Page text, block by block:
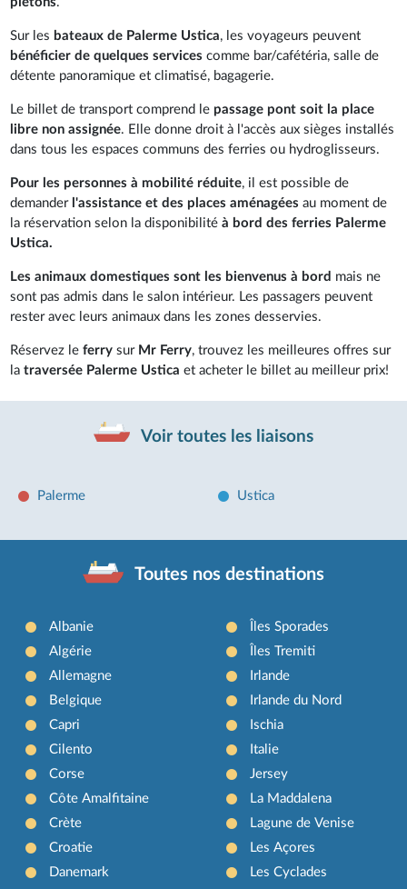
Sur les bateaux de Palerme Ustica, les voyageurs peuvent
bénéficier de quelques services comme bar/cafétéria, salle de
détente panoramique et climatisé, bagagerie.
Le billet de transport comprend le passage pont soit la place
libre non assignée. Elle donne droit à l'accès aux sièges installés
dans tous les espaces communs des ferries ou hydroglisseurs.
Pour les personnes à mobilité réduite, il est possible de
demander l'assistance et des places aménagées au moment de
la réservation selon la disponibilitéà bord des ferries Palerme
Ustica.
Les animaux domestiques sont les bienvenus à bord mais ne
sont pas admis dans le salon intérieur. Les passagers peuvent
rester avec leurs animaux dans les zones desservies.
Réservez leferry sur Mr Ferry, trouvez les meilleures offres sur
latraversée Palerme Usticaet acheter le billet au meilleur prix!
Voir toutes les liaisons
Palerme Ustica
Toutes nos destinations
Albanie
Algérie
Allemagne
Belgique
Capri
Cilento
Corse
Côte Amalfitaine
Crète
Croatie
Danemark
Îles Sporades
Îles Tremiti
Irlande
Irlande du Nord
Ischia
Italie
Jersey
La Maddalena
Lagune de Venise
Les Açores
Les Cyclades